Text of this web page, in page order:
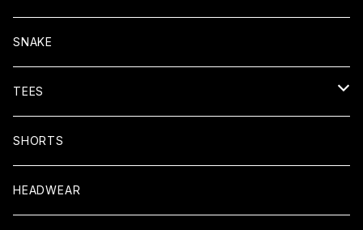
SNAKE
TEES
Cotton100% Tee
Dry Tees
SHORTS
HEADWEAR